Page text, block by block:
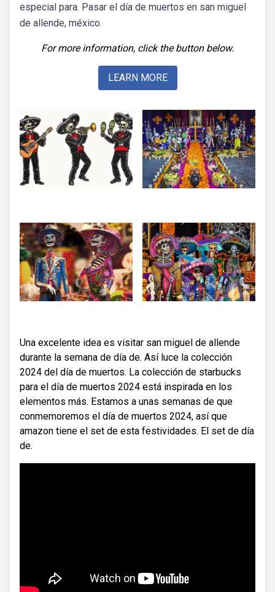
especial para. Pasar el día de muertos en san miguel
de allende, méxico.
For more information, click the button below.
LEARN MORE
Una excelente idea es visitar san miguel de allende
durante la semana de día de. Así luce la colección
2024 del día de muertos. La colección de starbucks
para el día de muertos 2024 está inspirada en los
elementos más. Estamos a unas semanas de que
conmemoremos el día de muertos 2024, así que
amazon tiene el set de esta festividades. El set de día
de.